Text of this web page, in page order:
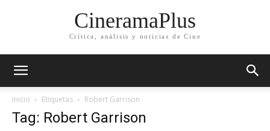
CineramaPlus
Crítica, análisis y noticias de Cine
Inicio Etiquetas Robert Garrison
Tag: Robert Garrison